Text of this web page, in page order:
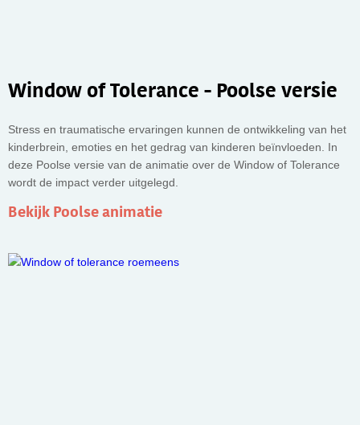
Window of Tolerance - Poolse versie
Stress en traumatische ervaringen kunnen de ontwikkeling van het
kinderbrein, emoties en het gedrag van kinderen beïnvloeden. In
deze Poolse versie van de animatie over de Window of Tolerance
wordt de impact verder uitgelegd.
Bekijk Poolse animatie